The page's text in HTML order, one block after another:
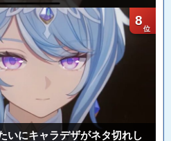
8
いにキャラデザがネタ切れし